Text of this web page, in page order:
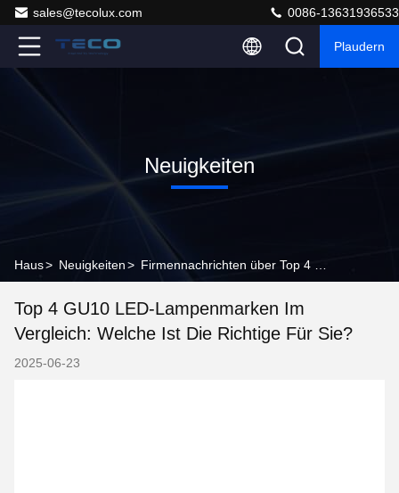
sales@tecolux.com 0086-13631936533
Plaudern
Neuigkeiten
Haus> Neuigkeiten>
Top 4 GU10 LED-Lampenmarken Im
Vergleich: Welche Ist Die Richtige Für Sie?
2025-06-23